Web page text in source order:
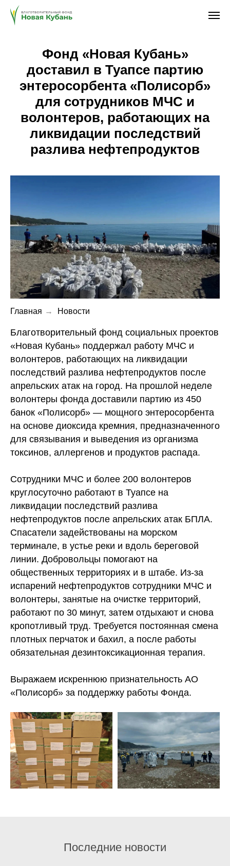
Фонд «Новая Кубань»
доставил в Туапсе партию
энтеросорбента «Полисорб»
для сотрудников МЧС и
волонтеров, работающих на
ликвидации последствий
разлива нефтепродуктов
Главная → Новости
Благотворительный фонд социальных проектов
«Новая Кубань» поддержал работу МЧС и
волонтеров, работающих на ликвидации
последствий разлива нефтепродуктов после
апрельских атак на город. На прошлой неделе
волонтеры фонда доставили партию из 450
банок «Полисорб» — мощного энтеросорбента
на основе диоксида кремния, предназначенного
для связывания и выведения из организма
токсинов, аллергенов и продуктов распада.
Сотрудники МЧС и более 200 волонтеров
круглосуточно работают в Туапсе на
ликвидации последствий разлива
нефтепродуктов после апрельских атак БПЛА.
Спасатели задействованы на морском
терминале, в устье реки и вдоль береговой
линии. Добровольцы помогают на
общественных территориях и в штабе. Из-за
испарений нефтепродуктов сотрудники МЧС и
волонтеры, занятые на очистке территорий,
работают по 30 минут, затем отдыхают и снова
кропотливый труд. Требуется постоянная смена
плотных перчаток и бахил, а после работы
обязательная дезинтоксикационная терапия.
Выражаем искреннюю признательность АО
«Полисорб» за поддержку работы Фонда.
Последние новости